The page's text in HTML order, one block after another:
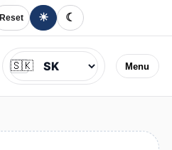
Reset ☀ ☾
Menu
Jazyk
🇸🇰